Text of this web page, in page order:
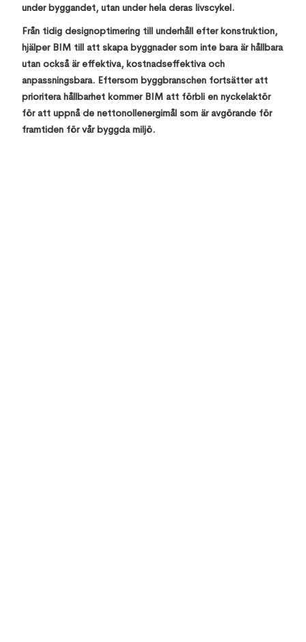
under byggandet, utan under hela deras livscykel.
Från tidig designoptimering till underhåll efter konstruktion,
hjälper BIM till att skapa byggnader som inte bara är hållbara
utan också är effektiva, kostnadseffektiva och
anpassningsbara. Eftersom byggbranschen fortsätter att
prioritera hållbarhet kommer BIM att förbli en nyckelaktör
för att uppnå de nettonollenergimål som är avgörande för
framtiden för vår byggda miljö.